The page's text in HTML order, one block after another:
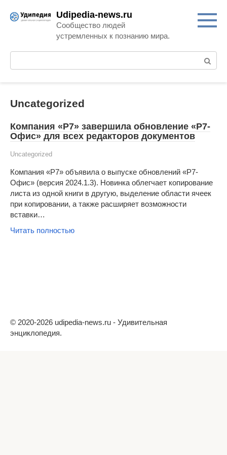
Udipedia-news.ru
Сообщество людей
устремленных к познанию мира.
Uncategorized
Компания «Р7» завершила обновление «Р7-
Офис» для всех редакторов документов
Uncategorized
Компания «Р7» объявила о выпуске обновлений «Р7-
Офис» (версия 2024.1.3). Новинка облегчает копирование
листа из одной книги в другую, выделение области ячеек
при копировании, а также расширяет возможности
вставки…
Читать полностью
© 2020-2026 udipedia-news.ru - Удивительная
энциклопедия.